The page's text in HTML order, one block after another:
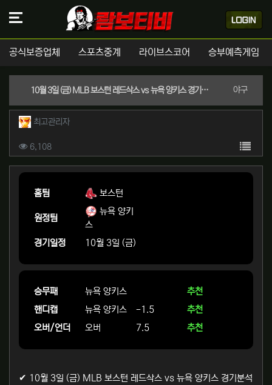
공식보증업체 스포츠중계 라이브스코어 승부예측게임
10월 3일 (금) MLB 보스턴 레드삭스 vs 뉴욕 양키스 경기분석 | 실시간 스포츠중계 야구분류
작성자 정보
최고관리자작성
컨텐츠 정보
6,108조회 목록
본문
홈팀 보스턴
원정팀
뉴욕 양키
스
경기일정
10월 3일 (금)
승무패 뉴욕 양키스
추천
핸디캡
뉴욕 양키스 -1.5
추천
오버/언더
오버 7.5 추천
✔ 10월 3일 (금) MLB 보스턴 레드삭스 vs 뉴욕 양키스 경기분석